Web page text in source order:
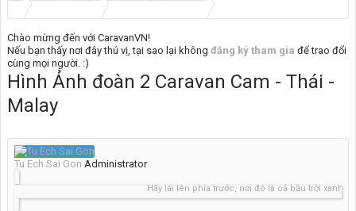
Chào mừng đến với CaravanVN!
Nếu bạn thấy nơi đây thú vị, tại sao lại không đăng ký tham gia để trao đổi
cùng mọi người. :)
Hình Ảnh đoàn 2 Caravan Cam - Thái -
Malay
Tu Ech Sai Gon Administrator
Hãy lái lên phía trước, nơi đó là cả bầu trời xanh.....